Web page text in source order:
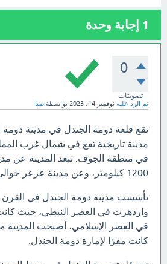
1 إجابة وحدة
0
تصويتات
تم الرد عليه نوفمبر 14، 2023 بواسطة صبا
تقع قلعة دومة الجندل في مدينة دومة
مدينة تاريخية تقع في شمال غرب
في منطقة الجوف. تبعد المدينة عن
1200 كيلومتر، وعن مدينة عرعر حوالي 300 كيلومتر.
تأسست مدينة دومة الجندل في القرن
وازدهرت في العصر النبطي، حيث كانت
في العصر الإسلامي، أصبحت المدينة
كانت مقرًا لإمارة دومة الجندل.